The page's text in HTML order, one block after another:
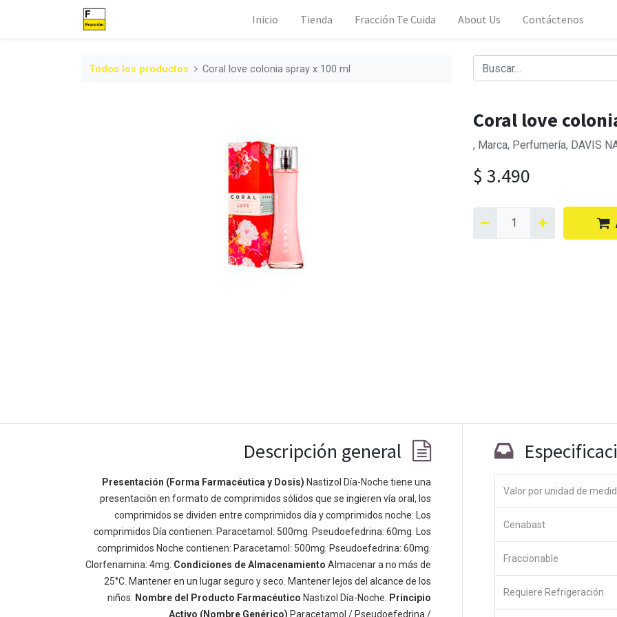
Inicio Tienda Fracción Te Cuida About Us Contáctenos
Todos los productos Coral love colonia spray x 100 ml
Coral love
, Marca, Perfumería, DAVIS
$ 3.490
Descripción general
Presentación (Forma Farmacéutica y Dosis) Nastizol Día-Noche tiene una
presentación en formato de comprimidos sólidos que se ingieren vía oral, los
comprimidos se dividen entre comprimidos día y comprimidos noche: Los
comprimidos Día contienen: Paracetamol: 500mg. Pseudoefedrina: 60mg. Los
comprimidos Noche contienen: Paracetamol: 500mg. Pseudoefedrina: 60mg.
Clorfenamina: 4mg. Condiciones de Almacenamiento Almacenar a no más de
25°C. Mantener en un lugar seguro y seco. Mantener lejos del alcance de los
niños.
Nombre del Producto Farmacéutico Nastizol Día-Noche.
Principio
Activo (Nombre Genérico) Paracetamol / Pseudoefedrina /
Valor por unidad de
Cenabast
Fraccionable
Requiere Refrigeración
Enlaces de Ínteres
Inicio
Acerca de
Productos
Servicios
Política de privacidad
Acerca de
Somos un equipo de personas apasionadas cuyo objetivo es
mejorar la vida de todos a través de productos disruptivos.
Construimos grandes productos para resolver sus problemas
de negocio. Nuestros productos están diseñados para
pequeñas y medianas empresas dispuestas a optimizar su
rendimiento.